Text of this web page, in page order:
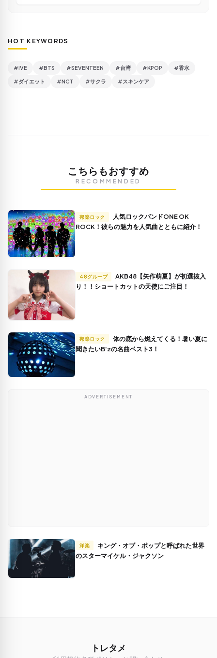
HOT KEYWORDS
#IVE #BTS #SEVENTEEN #台湾 #KPOP #香水
#ダイエット #NCT #サクラ #スキンケア
こちらもおすすめ
RECOMMENDED
邦楽ロック
ROCK！彼らの魅力を人気曲とともに紹介！
48グループ
り！！ショートカットの天使にご注目！
邦楽ロック
聞きたいB'zの名曲ベスト3！
ADVERTISEMENT
洋楽
のスターマイケル・ジャクソン
トレタメ